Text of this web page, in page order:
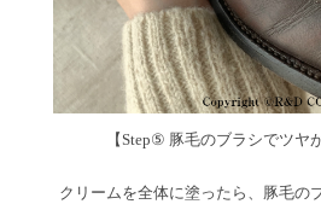
【Step⑤ 豚毛のブラシでツヤ
クリームを全体に塗ったら、豚毛の